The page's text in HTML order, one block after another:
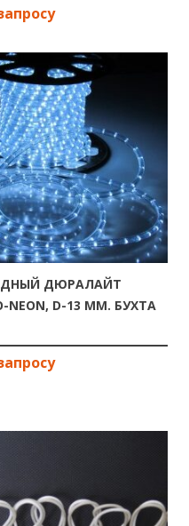
ДЮРАЛАЙТ
NEON, D-13 ММ. БУХТА